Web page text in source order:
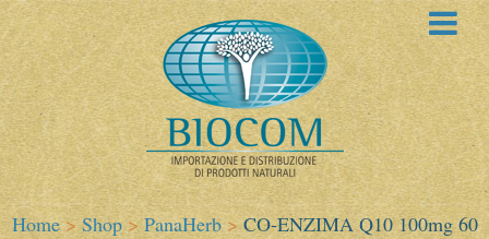
Home > Shop > PanaHerb > CO-ENZIMA Q10 100mg 60